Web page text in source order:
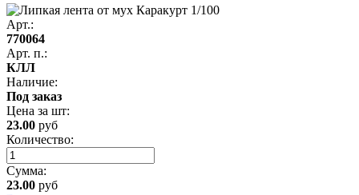
Арт.:
770064
Арт. п.:
КЛЛ
Наличие:
Под заказ
Цена за шт:
23.00 руб
Количество:
Сумма:
23.00 руб